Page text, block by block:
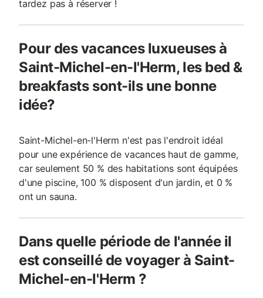
tardez pas à réserver !
Pour des vacances luxueuses à
Saint-Michel-en-l'Herm, les bed &
breakfasts sont-ils une bonne
idée?
Saint-Michel-en-l'Herm n'est pas l'endroit idéal
pour une expérience de vacances haut de gamme,
car seulement 50 % des habitations sont équipées
d'une piscine, 100 % disposent d'un jardin, et 0 %
ont un sauna.
Dans quelle période de l'année il
est conseillé de voyager à Saint-
Michel-en-l'Herm ?